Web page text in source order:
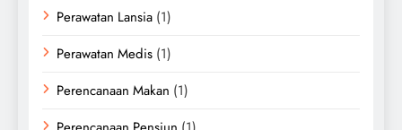
Perawatan Lansia (1)
Perawatan Medis (1)
Perencanaan Makan (1)